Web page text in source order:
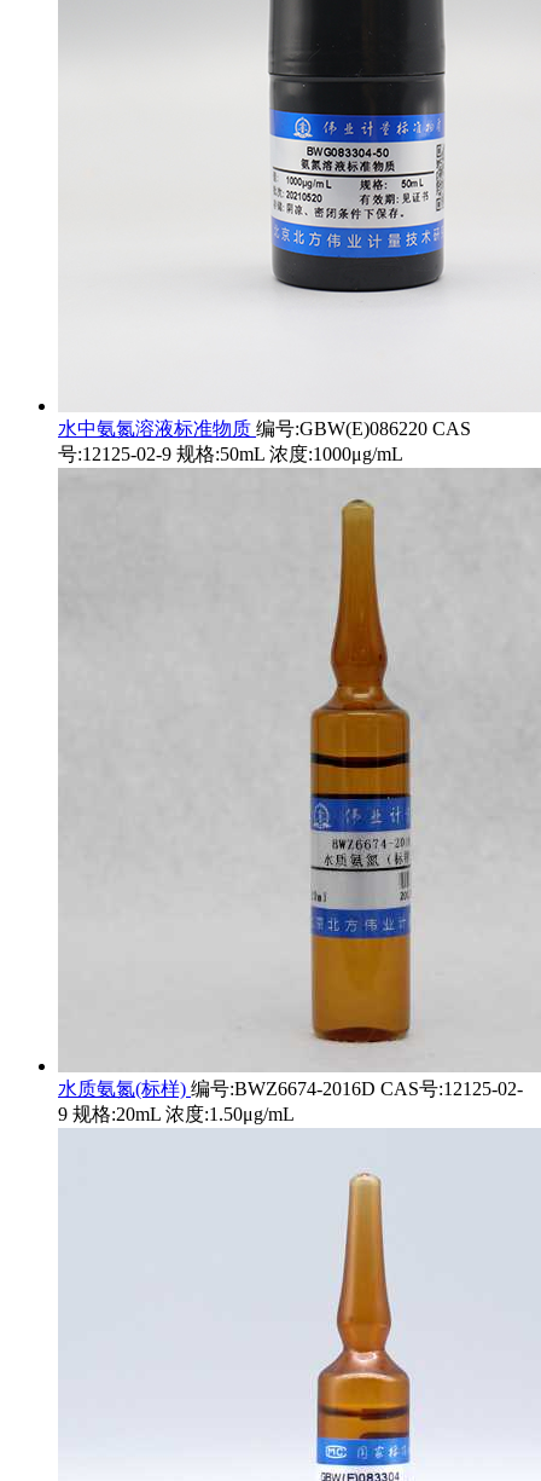
水中氨氮溶液标准物质 编号:GBW(E)086220 CAS
号:12125-02-9 规格:50mL 浓度:1000μg/mL
水质氨氮(标样) 编号:BWZ6674-2016D CAS号:12125-02-
9 规格:20mL 浓度:1.50μg/mL